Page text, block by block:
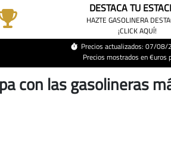
DESTACA TU
HAZTE GASOLINERA
¡CLICK AQUÍ!
Precios actualizados: 07/
Precios mostrados en €uros
con las gasolineras